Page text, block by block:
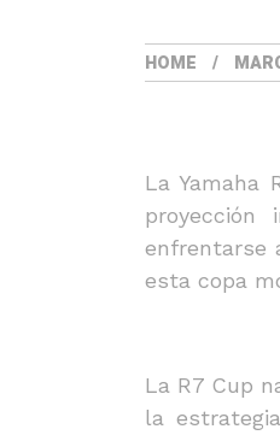
HOME
La Yamaha
proyección
enfrentarse
esta copa
La R7 Cup
la